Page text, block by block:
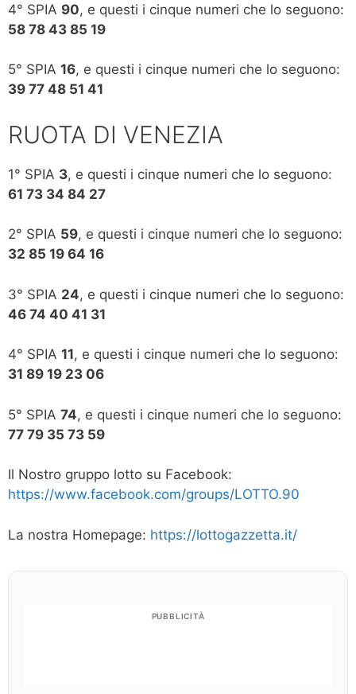
4° SPIA 90, e questi i cinque numeri che lo seguono:
58 78 43 85 19
5° SPIA 16, e questi i cinque numeri che lo seguono:
39 77 48 51 41
RUOTA DI VENEZIA
1° SPIA 3, e questi i cinque numeri che lo seguono:
61 73 34 84 27
2° SPIA 59, e questi i cinque numeri che lo seguono:
32 85 19 64 16
3° SPIA 24, e questi i cinque numeri che lo seguono:
46 74 40 41 31
4° SPIA 11, e questi i cinque numeri che lo seguono:
31 89 19 23 06
5° SPIA 74, e questi i cinque numeri che lo seguono:
77 79 35 73 59
Il Nostro gruppo lotto su Facebook:
https://www.facebook.com/groups/LOTTO.90
La nostra Homepage: https://lottogazzetta.it/
PUBBLICITÀ